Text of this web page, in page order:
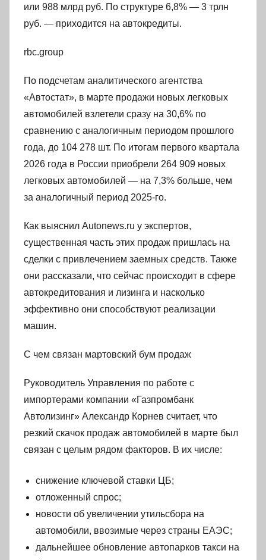
или 988 млрд руб. По структуре 6,8% — 3 трлн
руб. — приходится на автокредиты.
rbc.group
По подсчетам аналитического агентства
«Автостат», в марте продажи новых легковых
автомобилей взлетели сразу на 30,6% по
сравнению с аналогичным периодом прошлого
года, до 104 278 шт. По итогам первого квартала
2026 года в России приобрели 264 909 новых
легковых автомобилей — на 7,3% больше, чем
за аналогичный период 2025-го.
Как выяснил Autonews.ru у экспертов,
существенная часть этих продаж пришлась на
сделки с привлечением заемных средств. Также
они рассказали, что сейчас происходит в сфере
автокредитования и лизинга и насколько
эффективно они способствуют реализации
машин.
С чем связан мартовский бум продаж
Руководитель Управления по работе с
импортерами компании «Газпромбанк
Автолизинг» Александр Корнев считает, что
резкий скачок продаж автомобилей в марте был
связан с целым рядом факторов. В их числе:
снижение ключевой ставки ЦБ;
отложенный спрос;
новости об увеличении утильсбора на
автомобили, ввозимые через страны ЕАЭС;
дальнейшее обновление автопарков такси на